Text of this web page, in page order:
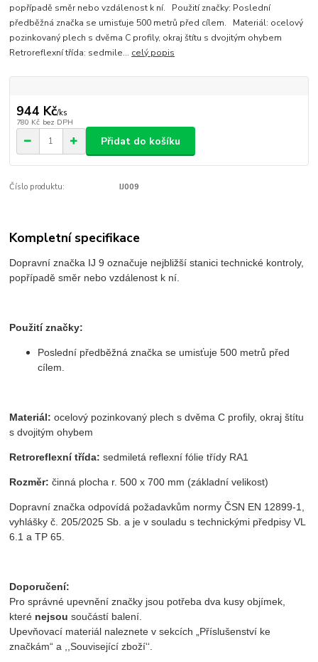
popřípadě směr nebo vzdálenost k ní. Použití značky: Poslední
předběžná značka se umisťuje 500 metrů před cílem. Materiál: ocelový
pozinkovaný plech s dvěma C profily, okraj štítu s dvojitým ohybem
Retroreflexní třída: sedmile... celý popis
944 Kč/ks
780 Kč bez DPH
Přidat do košíku
Číslo produktu: IJ009
Kompletní specifikace
Dopravní značka IJ 9 označuje nejbližší stanici technické kontroly,
popřípadě směr nebo vzdálenost k ní.
Použití značky:
Poslední předběžná značka se umisťuje 500 metrů před
cílem.
Materiál: ocelový pozinkovaný plech s dvěma C profily, okraj štítu
s dvojitým ohybem
Retroreflexní třída: sedmiletá reflexní fólie třídy RA1
Rozměr: činná plocha r. 500 x 700 mm (základní velikost)
Dopravní značka odpovídá požadavkům normy ČSN EN 12899-1,
vyhlášky č. 205/2025 Sb. a je v souladu s technickými předpisy VL
6.1 a TP 65.
Doporučení:
Pro správné upevnění značky jsou potřeba dva kusy objímek,
které nejsou součástí balení.
Upevňovací materiál naleznete v sekcích „Příslušenství ke
značkám“ a ,,Související zboží‘‘.